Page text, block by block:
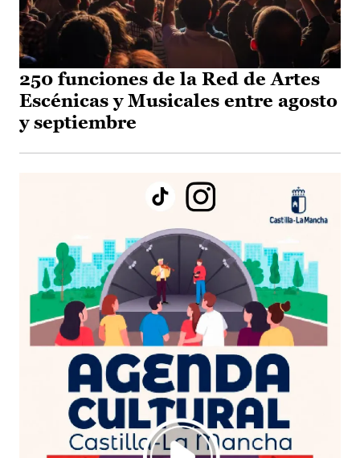
250 funciones de la Red de Artes
Escénicas y Musicales entre agosto
y septiembre